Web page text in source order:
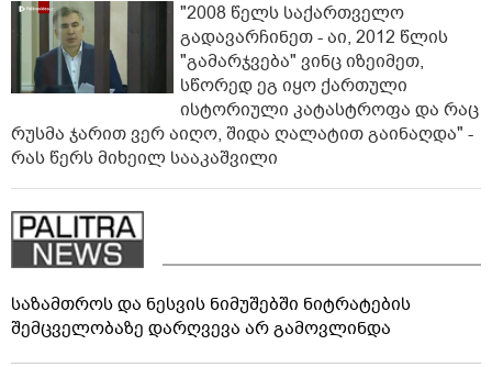
"2008 წელს საქართველო
გადავარჩინეთ - აი, 2012 წლის
"გამარჯვება" ვინც იზეიმეთ,
სწორედ ეგ იყო ქართული
ისტორიული კატასტროფა და რაც
რუსმა ჯარით ვერ აიღო, შიდა ღალატით გაინაღდა" -
რას წერს მიხეილ სააკაშვილი
საზამთროს და ნესვის ნიმუშებში ნიტრატების
შემცველობაზე დარღვევა არ გამოვლინდა